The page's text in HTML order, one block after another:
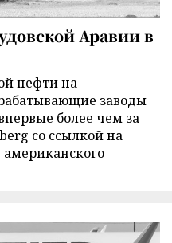
Аравии в
нефти на
заводы
более чем за
со ссылкой на